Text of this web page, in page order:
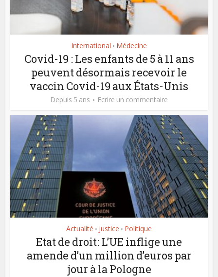
International • Médecine
Covid-19 : Les enfants de 5 à 11 ans
peuvent désormais recevoir le
vaccin Covid-19 aux États-Unis
Depuis 5 ans Ecrire un commentaire
Actualité • Justice • Politique
Etat de droit: L’UE inflige une
amende d’un million d’euros par
jour à la Pologne